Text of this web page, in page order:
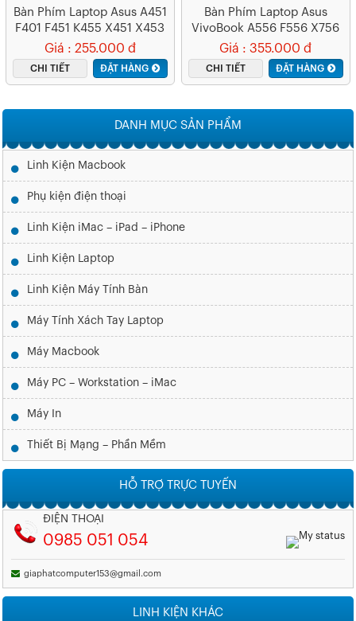
Bàn Phím Laptop Asus A451
F401 F451 K455 X451 X453
Giá : 255.000 đ
CHI TIẾT ĐẶT HÀNG
Bàn Phím Laptop Asus
VivoBook A556 F556 X756
X556 K556
Giá : 355.000 đ
CHI TIẾT ĐẶT HÀNG
DANH MỤC SẢN PHẨM
Linh Kiện Macbook
Phụ kiện điện thoại
Linh Kiện iMac – iPad – iPhone
Linh Kiện Laptop
Linh Kiện Máy Tính Bàn
Máy Tính Xách Tay Laptop
Máy Macbook
Máy PC – Workstation – iMac
Máy In
Thiết Bị Mạng – Phần Mềm
HỖ TRỢ TRỰC TUYẾN
ĐIỆN THOẠI
0985 051 054
giaphatcomputer153@gmail.com
LINH KIỆN KHÁC